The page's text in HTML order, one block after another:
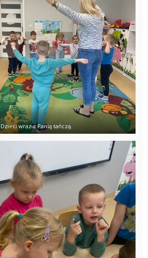
Dzieci wraz z Panią tańczą.